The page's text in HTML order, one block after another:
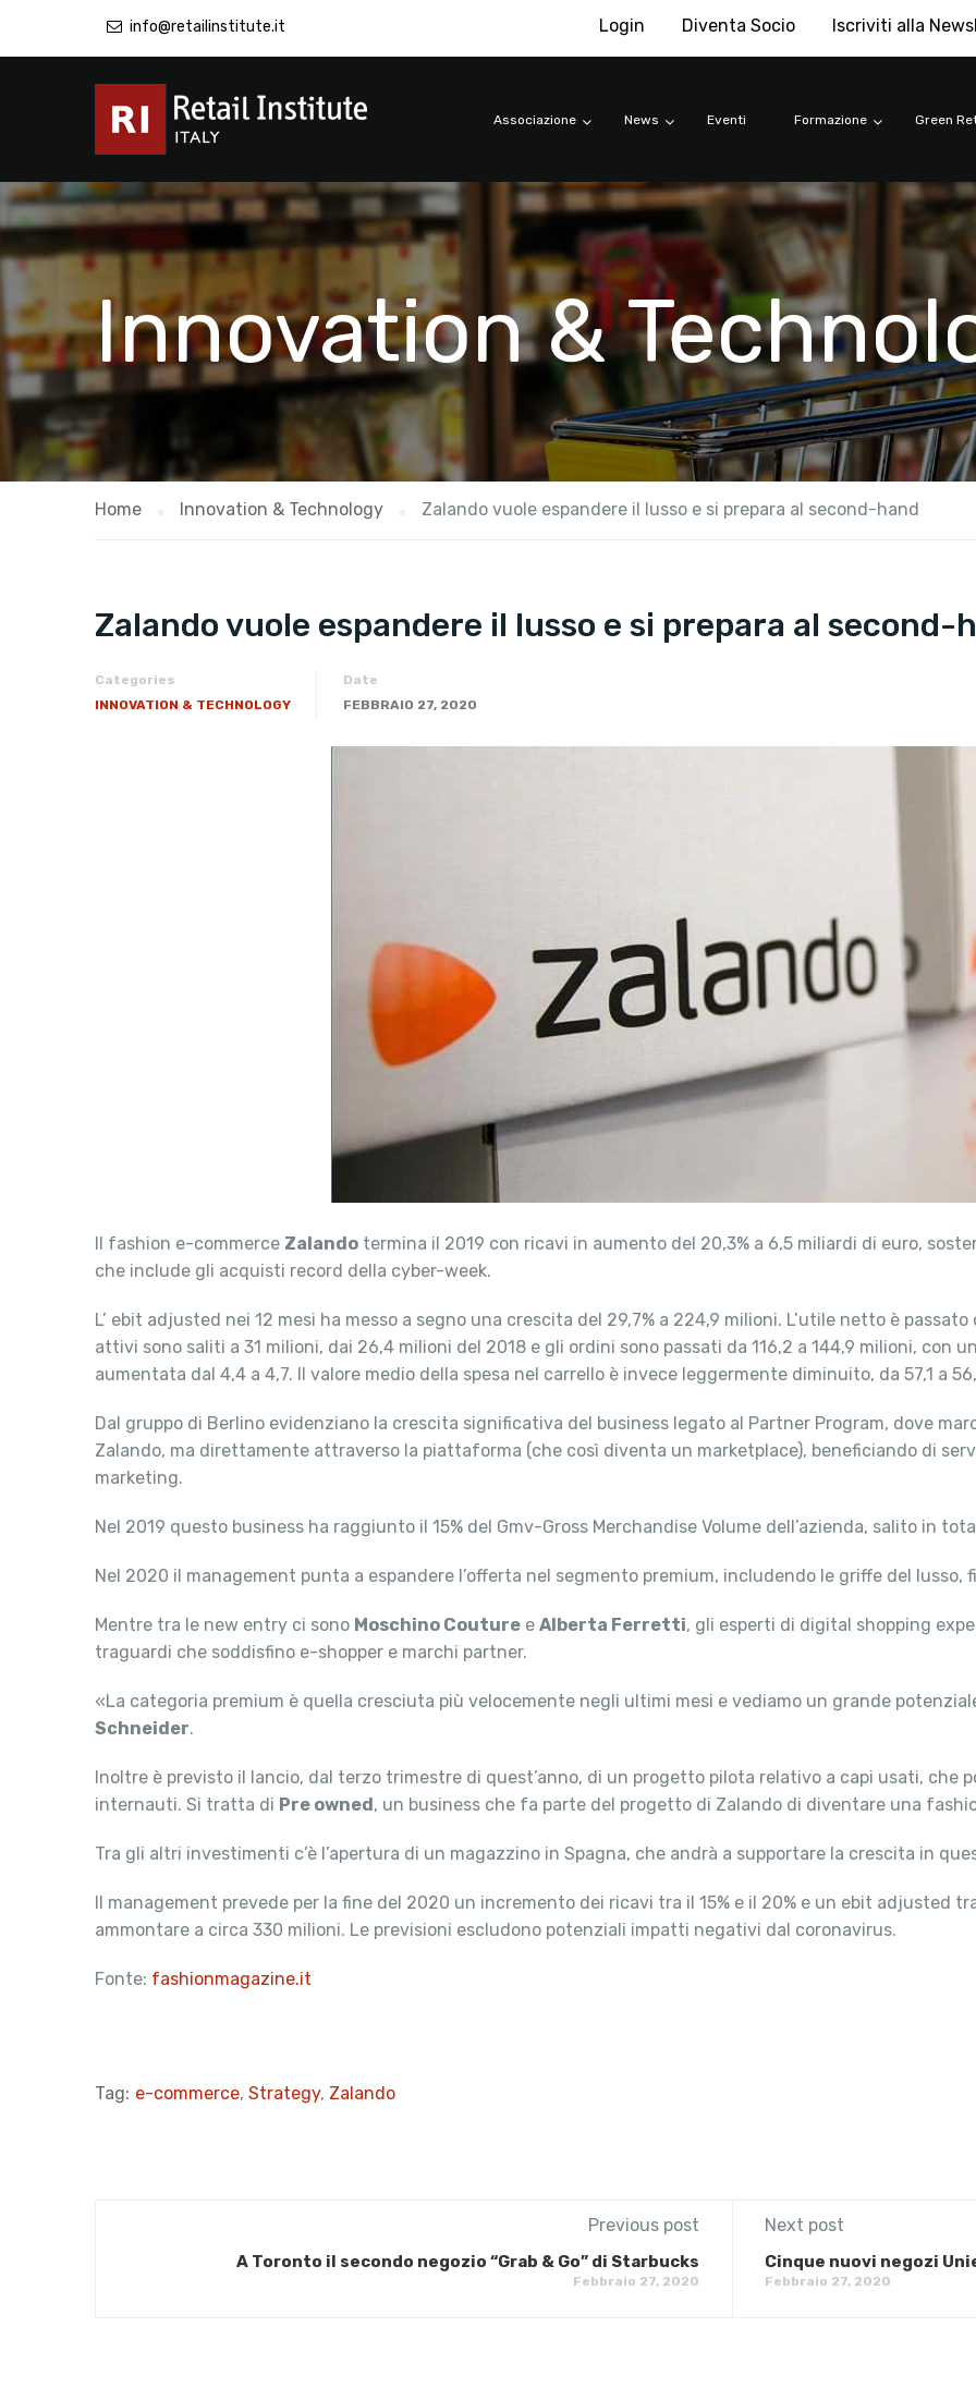
info@retailinstitute.it Login Diventa Socio Iscriviti alla
Associazione News Eventi Formazione Green
Innovation &
Home Innovation & Technology Zalando vuole espandere il lusso e si prepara al second-hand
Zalando vuole espandere il lusso e si prepara al second-
Categories
INNOVATION & TECHNOLOGY
Date
FEBBRAIO 27, 2020
Il fashion e-commerce Zalando termina il 2019 con ricavi in aumento del 20,3% a 6,5 miliardi di euro,
che include gli acquisti record della cyber-week.
L’ ebit adjusted nei 12 mesi ha messo a segno una crescita del 29,7% a 224,9 milioni. L’utile netto è
attivi sono saliti a 31 milioni, dai 26,4 milioni del 2018 e gli ordini sono passati da 116,2 a 144,9 milioni, con
aumentata dal 4,4 a 4,7. Il valore medio della spesa nel carrello è invece leggermente diminuito, da 57,1 a
Dal gruppo di Berlino evidenziano la crescita significativa del business legato al Partner Program, dove
Zalando, ma direttamente attraverso la piattaforma (che così diventa un marketplace), beneficiando di
marketing.
Nel 2019 questo business ha raggiunto il 15% del Gmv-Gross Merchandise Volume dell’azienda, salito in
Nel 2020 il management punta a espandere l’offerta nel segmento premium, includendo le griffe del lusso,
Mentre tra le new entry ci sono Moschino Couture e Alberta Ferretti, gli esperti di digital shopping
traguardi che soddisfino e-shopper e marchi partner.
«La categoria premium è quella cresciuta più velocemente negli ultimi mesi e vediamo un grande
Schneider.
Inoltre è previsto il lancio, dal terzo trimestre di quest’anno, di un progetto pilota relativo a capi usati, che
internauti. Si tratta di Pre owned, un business che fa parte del progetto di Zalando di diventare una
Tra gli altri investimenti c’è l’apertura di un magazzino in Spagna, che andrà a supportare la crescita in
Il management prevede per la fine del 2020 un incremento dei ricavi tra il 15% e il 20% e un ebit adjusted
ammontare a circa 330 milioni. Le previsioni escludono potenziali impatti negativi dal coronavirus.
Fonte: fashionmagazine.it
Tag: e-commerce, Strategy, Zalando
Previous post
A Toronto il secondo negozio “Grab & Go” di Starbucks
Febbraio 27, 2020
Next post
Cinque nuovi negozi
Febbraio 27, 2020